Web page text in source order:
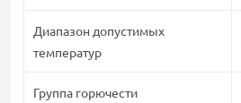
Диапазон допустимых
температур
Группа горючести